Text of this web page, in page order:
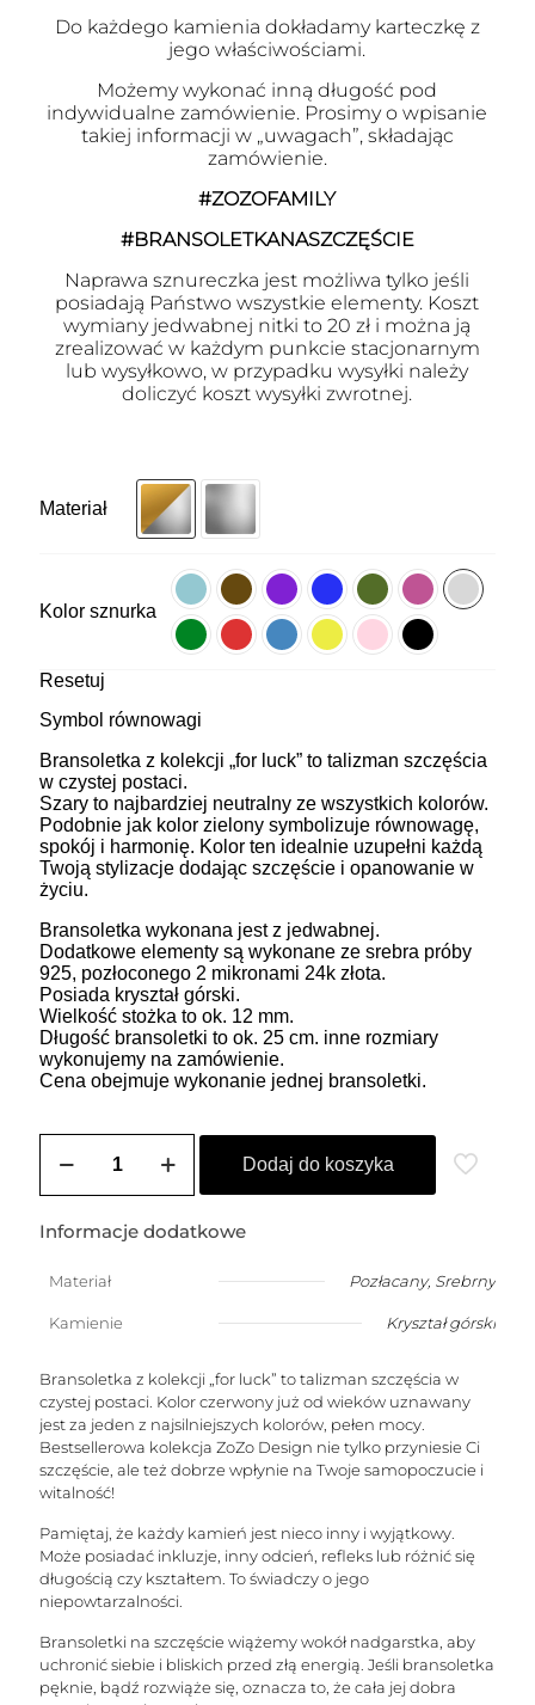
Do każdego kamienia dokładamy karteczkę z
jego właściwościami.
Możemy wykonać inną długość pod
indywidualne zamówienie. Prosimy o wpisanie
takiej informacji w „uwagach”, składając
zamówienie.
#ZOZOFAMILY
#BRANSOLETKANASZCZĘŚCIE
Naprawa sznureczka jest możliwa tylko jeśli
posiadają Państwo wszystkie elementy. Koszt
wymiany jedwabnej nitki to 20 zł i można ją
zrealizować w każdym punkcie stacjonarnym
lub wysyłkowo, w przypadku wysyłki należy
doliczyć koszt wysyłki zwrotnej.
Materiał
Kolor sznurka
Resetuj
Symbol równowagi
Bransoletka z kolekcji „for luck” to talizman szczęścia
w czystej postaci.
Szary to najbardziej neutralny ze wszystkich kolorów.
Podobnie jak kolor zielony symbolizuje równowagę,
spokój i harmonię. Kolor ten idealnie uzupełni każdą
Twoją stylizacje dodając szczęście i opanowanie w
życiu.
Bransoletka wykonana jest z jedwabnej.
Dodatkowe elementy są wykonane ze srebra próby
925, pozłoconego 2 mikronami 24k złota.
Posiada kryształ górski.
Wielkość stożka to ok. 12 mm.
Długość bransoletki to ok. 25 cm. inne rozmiary
wykonujemy na zamówienie.
Cena obejmuje wykonanie jednej bransoletki.
Bransoletka
szczęście
kryształem
górskim
w
(kamień
oczyszczający)
Dodaj do koszyka
Informacje dodatkowe
Materiał Pozłacany, Srebrny
Kamienie Kryształ górski
Bransoletka z kolekcji „for luck” to talizman szczęścia w
czystej postaci. Kolor czerwony już od wieków uznawany
jest za jeden z najsilniejszych kolorów, pełen mocy.
Bestsellerowa kolekcja ZoZo Design nie tylko przyniesie Ci
szczęście, ale też dobrze wpłynie na Twoje samopoczucie i
witalność!
Pamiętaj, że każdy kamień jest nieco inny i wyjątkowy.
Może posiadać inkluzje, inny odcień, refleks lub różnić się
długością czy kształtem. To świadczy o jego
niepowtarzalności.
Bransoletki na szczęście wiążemy wokół nadgarstka, aby
uchronić siebie i bliskich przed złą energią. Jeśli bransoletka
pęknie, bądź rozwiąże się, oznacza to, że cała jej dobra